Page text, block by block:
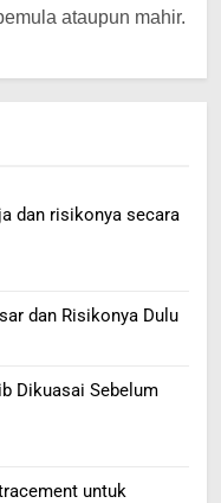
ataupun mahir.
dan risikonya secara
dan Risikonya Dulu
Dikuasai Sebelum
untuk